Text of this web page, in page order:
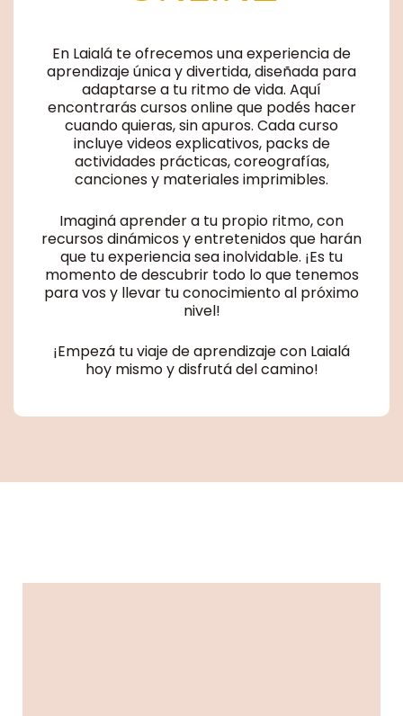
En Laialá te ofrecemos una experiencia de
aprendizaje única y divertida, diseñada para
adaptarse a tu ritmo de vida. Aquí
encontrarás cursos online que podés hacer
cuando quieras, sin apuros. Cada curso
incluye videos explicativos, packs de
actividades prácticas, coreografías,
canciones y materiales imprimibles.
Imaginá aprender a tu propio ritmo, con
recursos dinámicos y entretenidos que harán
que tu experiencia sea inolvidable. ¡Es tu
momento de descubrir todo lo que tenemos
para vos y llevar tu conocimiento al próximo
nivel!
¡Empezá tu viaje de aprendizaje con Laialá
hoy mismo y disfrutá del camino!